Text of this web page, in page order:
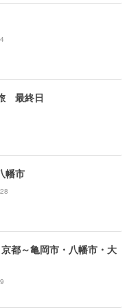
最終日
幡市
28
都～亀岡市・八幡市・大